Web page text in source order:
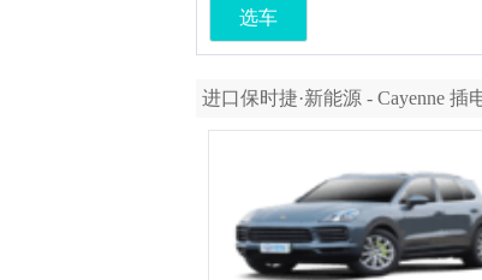
选车
进口保时捷·新能源 - Cayenne 插